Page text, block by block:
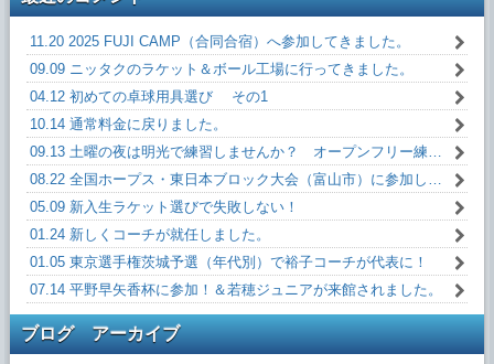
11.20 2025 FUJI CAMP（合同合宿）へ参加してきました。
09.09 ニッタクのラケット＆ボール工場に行ってきました。
04.12 初めての卓球用具選び その1
10.14 通常料金に戻りました。
09.13 土曜の夜は明光で練習しませんか？ オープンフリー練習会
08.22 全国ホープス・東日本ブロック大会（富山市）に参加してきました。
05.09 新入生ラケット選びで失敗しない！
01.24 新しくコーチが就任しました。
01.05 東京選手権茨城予選（年代別）で裕子コーチが代表に！
07.14 平野早矢香杯に参加！＆若穂ジュニアが来館されました。
ブログ アーカイブ